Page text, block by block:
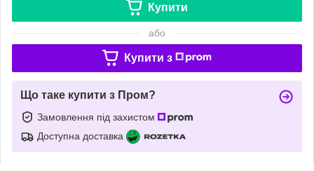
Купити
або
Купити з
Що таке купити з Пром?
Замовлення під захистом
Доступна доставка